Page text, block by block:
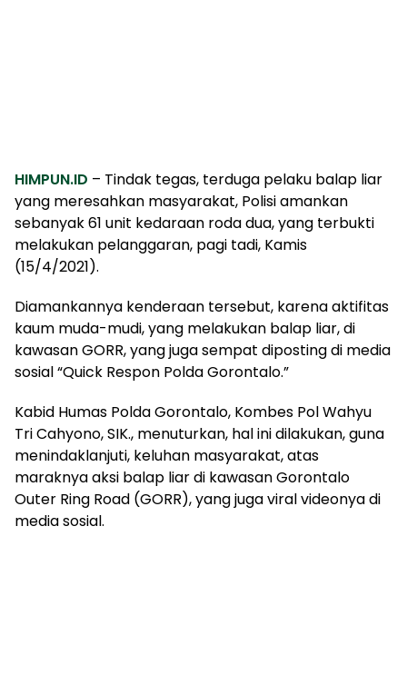
HIMPUN.ID – Tindak tegas, terduga pelaku balap liar
yang meresahkan masyarakat, Polisi amankan
sebanyak 61 unit kedaraan roda dua, yang terbukti
melakukan pelanggaran, pagi tadi, Kamis
(15/4/2021).
Diamankannya kenderaan tersebut, karena aktifitas
kaum muda-mudi, yang melakukan balap liar, di
kawasan GORR, yang juga sempat diposting di media
sosial “Quick Respon Polda Gorontalo.”
Kabid Humas Polda Gorontalo, Kombes Pol Wahyu
Tri Cahyono, SIK., menuturkan, hal ini dilakukan, guna
menindaklanjuti, keluhan masyarakat, atas
maraknya aksi balap liar di kawasan Gorontalo
Outer Ring Road (GORR), yang juga viral videonya di
media sosial.